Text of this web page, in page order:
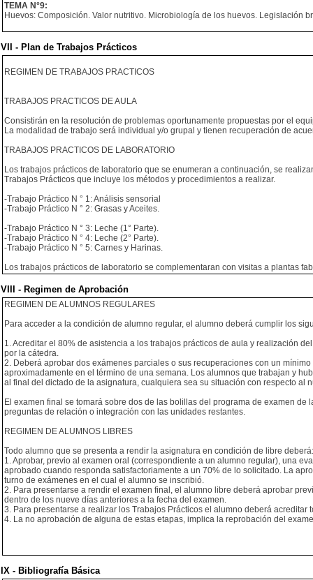
TEMA N°9:
Huevos: Composición. Valor nutritivo. Microbiología de los huevos. Legislación
VII - Plan de Trabajos Prácticos
REGIMEN DE TRABAJOS PRACTICOS
TRABAJOS PRACTICOS DE AULA
Consistirán en la resolución de problemas oportunamente propuestas por el
La modalidad de trabajo será individual y/o grupal y tienen recuperación de
TRABAJOS PRACTICOS DE LABORATORIO
Los trabajos prácticos de laboratorio que se enumeran a continuación, se
Trabajos Prácticos que incluye los métodos y procedimientos a realizar.
-Trabajo Práctico N ° 1: Análisis sensorial
-Trabajo Práctico N ° 2: Grasas y Aceites.
-Trabajo Práctico N ° 3: Leche (1° Parte).
-Trabajo Práctico N ° 4: Leche (2° Parte).
-Trabajo Práctico N ° 5: Carnes y Harinas.
Los trabajos prácticos de laboratorio se complementaran con visitas a plantas
VIII - Regimen de Aprobación
REGIMEN DE ALUMNOS REGULARES
Para acceder a la condición de alumno regular, el alumno deberá cumplir los
1. Acreditar el 80% de asistencia a los trabajos prácticos de aula y realización
por la cátedra.
2. Deberá aprobar dos exámenes parciales o sus recuperaciones con un
aproximadamente en el término de una semana. Los alumnos que trabajan y
al final del dictado de la asignatura, cualquiera sea su situación con respecto al
El examen final se tomará sobre dos de las bolillas del programa de examen
preguntas de relación o integración con las unidades restantes.
REGIMEN DE ALUMNOS LIBRES
Todo alumno que se presenta a rendir la asignatura en condición de libre deberá:
1. Aprobar, previo al examen oral (correspondiente a un alumno regular), una
aprobado cuando responda satisfactoriamente a un 70% de lo solicitado. La
turno de exámenes en el cual el alumno se inscribió.
2. Para presentarse a rendir el examen final, el alumno libre deberá aprobar
dentro de los nueve días anteriores a la fecha del examen.
3. Para presentarse a realizar los Trabajos Prácticos el alumno deberá
4. La no aprobación de alguna de estas etapas, implica la reprobación del
IX - Bibliografía Básica